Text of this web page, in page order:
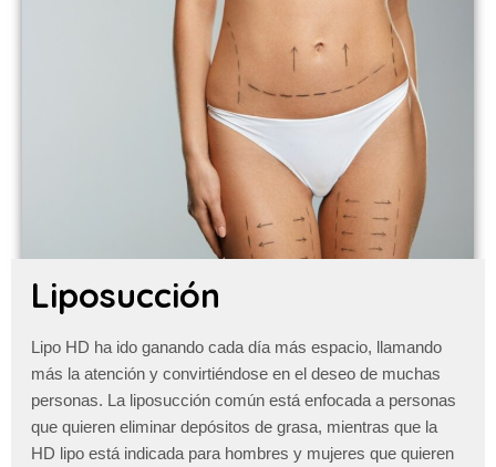
Liposucción
Lipo HD ha ido ganando cada día más espacio, llamando
más la atención y convirtiéndose en el deseo de muchas
personas. La liposucción común está enfocada a personas
que quieren eliminar depósitos de grasa, mientras que la
HD lipo está indicada para hombres y mujeres que quieren